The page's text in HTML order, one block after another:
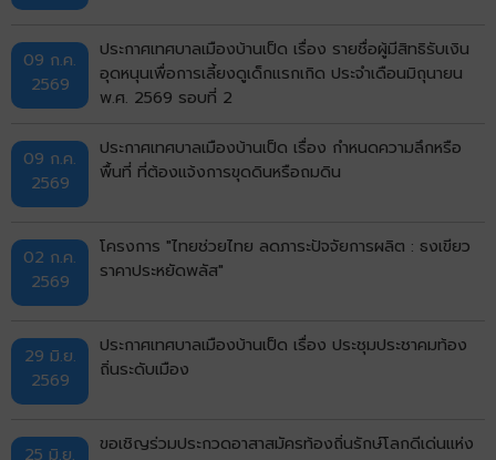
09 ก.ค.
2569
ประกาศเทศบาลเมืองบ้านเป็ด เรื่อง รายชื่อผู้มีสิทธิรับเงิน
อุดหนุนเพื่อการเลี้ยงดูเด็กแรกเกิด ประจำเดือนมิถุนายน
พ.ศ. 2569 รอบที่ 2
09 ก.ค.
2569
ประกาศเทศบาลเมืองบ้านเป็ด เรื่อง กำหนดความลึกหรือ
พื้นที่ ที่ต้องแจ้งการขุดดินหรือถมดิน
02 ก.ค.
2569
โครงการ "ไทยช่วยไทย ลดภาระปัจจัยการผลิต : ธงเขียว
ราคาประหยัดพลัส"
29 มิ.ย.
2569
ประกาศเทศบาลเมืองบ้านเป็ด เรื่อง ประชุมประชาคมท้อง
ถิ่นระดับเมือง
25 มิ.ย.
ขอเชิญร่วมประกวดอาสาสมัครท้องถิ่นรักษ์โลกดีเด่นแห่ง